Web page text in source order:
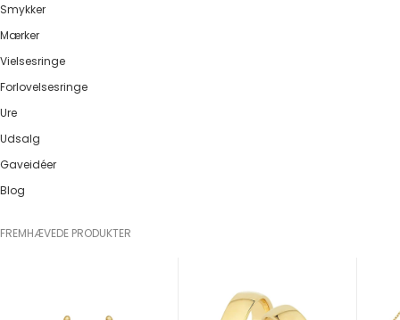
Smykker
Mærker
Vielsesringe
Forlovelsesringe
Ure
Udsalg
Gaveidéer
Blog
FREMHÆVEDE PRODUKTER